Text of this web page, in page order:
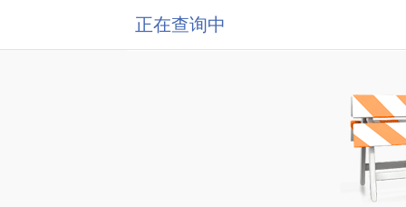
正在查询中